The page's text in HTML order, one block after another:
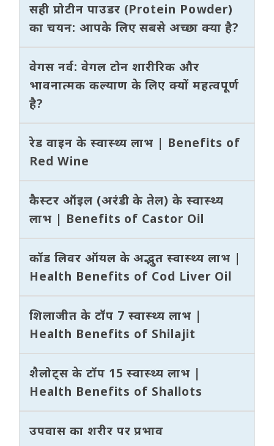
सही प्रोटीन पाउडर (Protein Powder)
का चयन: आपके लिए सबसे अच्छा क्या है?
वेगस नर्व: वेगल टोन शारीरिक और
भावनात्मक कल्याण के लिए क्यों महत्वपूर्ण
है?
रेड वाइन के स्वास्थ्य लाभ | Benefits of
Red Wine
कैस्टर ऑइल (अरंडी के तेल) के स्वास्थ्य
लाभ | Benefits of Castor Oil
कॉड लिवर ऑयल के अद्भुत स्वास्थ्य लाभ |
Health Benefits of Cod Liver Oil
शिलाजीत के टॉप 7 स्वास्थ्य लाभ |
Health Benefits of Shilajit
शैलोट्स के टॉप 15 स्वास्थ्य लाभ |
Health Benefits of Shallots
उपवास का शरीर पर प्रभाव